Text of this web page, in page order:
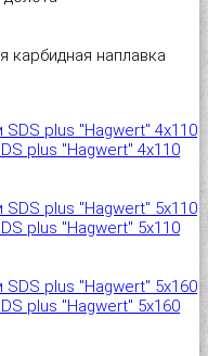
KPX «Wkret-met»
крюком RUO
потолочным крюком RUС
простым крюком RUL
6х6мм
8х8мм
карбидная наплавка
plus "Hagwert" 4х110
plus "Hagwert" 5х110
plus "Hagwert" 5х160